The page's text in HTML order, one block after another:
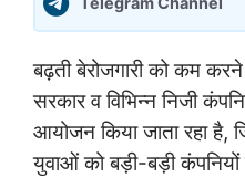
बढ़ती बेरोजगारी को कम
सरकार व विभिन्न निजी
आयोजन किया जाता रहा है,
युवाओं को बड़ी-बड़ी